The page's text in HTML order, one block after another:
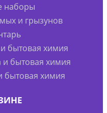
наборы
и грызунов
бытовая химия
и бытовая химия
бытовая химия